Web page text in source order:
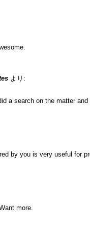
より:
a search on the matter
by you is very useful for
more.